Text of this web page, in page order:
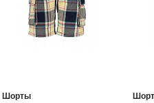
Шорты